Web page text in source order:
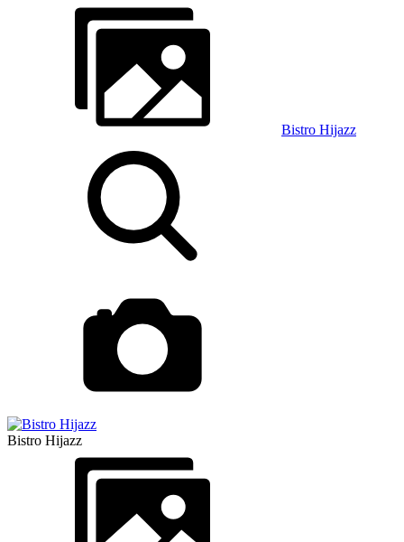
Bistro Hijazz
Bistro Hijazz